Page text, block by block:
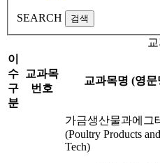
SEARCH 검색
이
수
구
분
교과목
번호
교과목명 (영문
가금생산물과에그
(Poultry Products
Tech)